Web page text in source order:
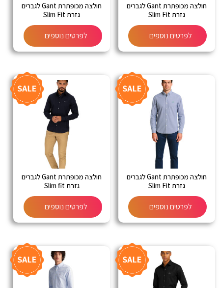
חולצה מכופתרת Gant לגברים
גזרת Slim Fit
לפרטים נוספים
חולצה מכופתרת Gant לגברים
גזרת Slim Fit
לפרטים נוספים
חולצה מכופתרת Gant לגברים
גזרת Slim Fit
לפרטים נוספים
חולצה מכופתרת Gant לגברים
גזרת Slim fit
לפרטים נוספים